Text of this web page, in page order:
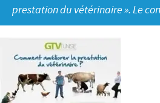
prestation du vétérinaire ». Le